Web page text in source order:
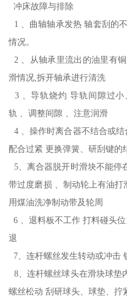
冲床故障与排除
1 、曲轴轴承发热 轴套刮的
情况。
2 、从轴承里流出的油里有
滑情况,拆开轴承进行清洗
3 、导轨烧灼 导轨间隙过
轨 、调整间隙 、注意润滑
4 、操作时离合器不结合或
配合过紧 更换弹簧、研刮键的
5、离合器脱开时滑块不能停
带过度磨损 、制动轮上有油打
用煤油洗净制动带及轮周
6 、退料板不工作 打料碰头
退
7、连杆螺丝发生转动或冲击
8、连杆螺丝球头在滑块球垫
螺丝松动 刮研球头、球垫、拧